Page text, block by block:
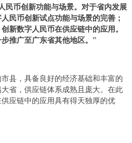
民币创新功能与场景。对于省内发展
民币创新试点功能与场景的完善；
新数字人民币在供应链中的应用。
推广至广东省其他地区。 ”
县，具备良好的经济基础和丰富的
省，供应链体系成熟且庞大。在此
应链中的应用具有得天独厚的优